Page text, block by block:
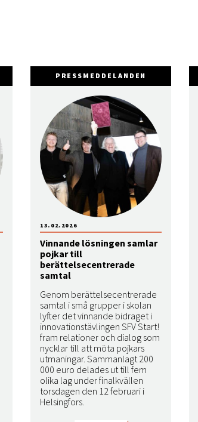
PRESSMEDDELANDEN
Vinnande lösningen samlar
pojkar till
berättelsecentrerade
samtal
Genom berättelsecentrerade
samtal i små grupper i skolan
lyfter det vinnande bidraget i
innovationstävlingen SFV Start!
fram relationer och dialog som
nycklar till att möta pojkars
utmaningar. Sammanlagt 200
000 euro delades ut till fem
olika lag under finalkvällen
torsdagen den 12 februari i
Helsingfors.
13.02.2026